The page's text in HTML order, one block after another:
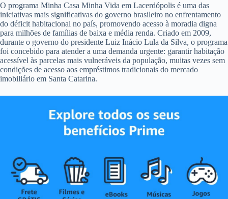
O programa Minha Casa Minha Vida em Lacerdópolis é uma das
iniciativas mais significativas do governo brasileiro no enfrentamento
do déficit habitacional no país, promovendo acesso à moradia digna
para milhões de famílias de baixa e média renda. Criado em 2009,
durante o governo do presidente Luiz Inácio Lula da Silva, o programa
foi concebido para atender a uma demanda urgente: garantir habitação
acessível às parcelas mais vulneráveis da população, muitas vezes sem
condições de acesso aos empréstimos tradicionais do mercado
imobiliário em Santa Catarina.